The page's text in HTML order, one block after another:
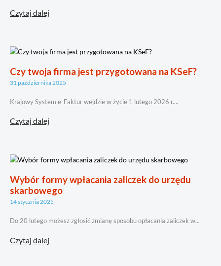
Czytaj dalej
Czy twoja firma jest przygotowana na KSeF?
31 października 2025
Krajowy System e-Faktur wejdzie w życie 1 lutego 2026 r....
Czytaj dalej
Wybór formy wpłacania zaliczek do urzędu
skarbowego
14 stycznia 2025
Do 20 lutego możesz zgłosić zmianę sposobu opłacania zaliczek w...
Czytaj dalej